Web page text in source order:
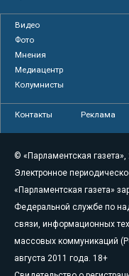
Видео
Фото
Мнения
Медиацентр
Колумнисты
Контакты Реклама
© «Парламентская газета»,
Электронное
«Парламентская газета»
Федеральной службе по
связи, информационных
массовых коммуникаций
августа 2011 года. 18+